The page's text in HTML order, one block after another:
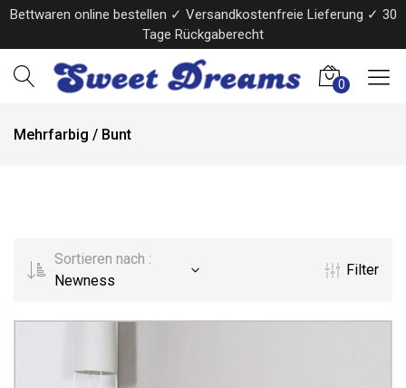
Bettwaren online bestellen ✓ Versandkostenfreie Lieferung ✓ 30
Tage Rückgaberecht
0
Mehrfarbig / Bunt
Sortieren nach :
Newness
Filter